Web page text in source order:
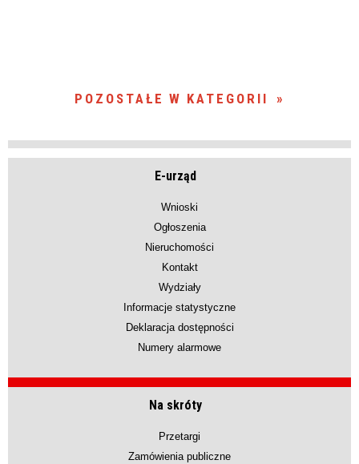
POZOSTAŁE W KATEGORII
E-urząd
Wnioski
Ogłoszenia
Nieruchomości
Kontakt
Wydziały
Informacje statystyczne
Deklaracja dostępności
Numery alarmowe
Na skróty
Przetargi
Zamówienia publiczne